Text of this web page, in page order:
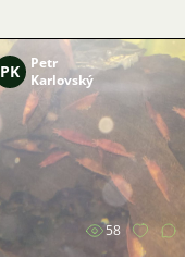
PK
Petr
Karlovský
58